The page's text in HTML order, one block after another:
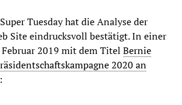
Tuesday hat die Analyse der
Site eindrucksvoll bestätigt. In einer
2019 mit dem Titel Bernie
2020 an